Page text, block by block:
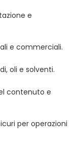
e
e commerciali.
oli e solventi.
contenuto e
per operazioni